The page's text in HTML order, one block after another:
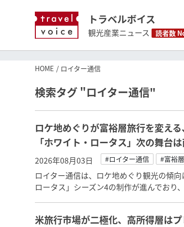
トラベルボイス
観光産業ニュース 読者数
HOME ロイター通信
検索タグ "ロイター通信"
ロケ地めぐりが富裕層旅行を変え
「ホワイト・ロータス」次の舞台
2026年08月03日 #ロイター通信 #富裕
ロイター通信は、ロケ地めぐり観光の傾
ロータス」シーズン4の制作が進んでおり
米旅行市場が二極化、高所得層は